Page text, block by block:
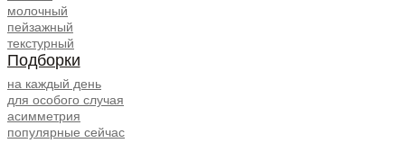
молочный
пейзажный
текстурный
Подборки
на каждый день
для особого случая
асимметрия
популярные сейчас